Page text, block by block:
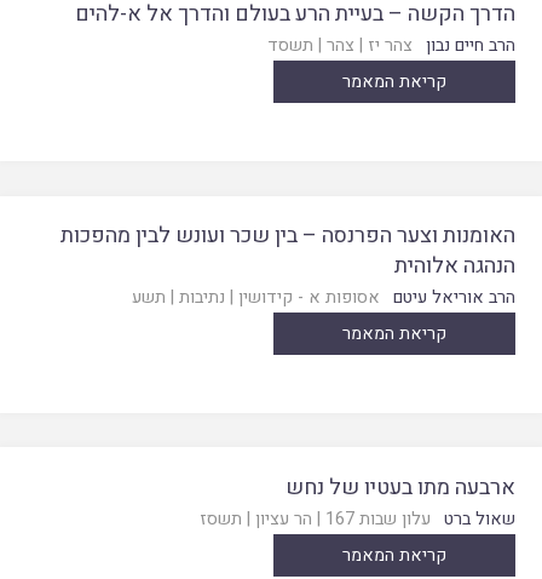
הדרך הקשה – בעיית הרע בעולם והדרך אל א-להים
הרב חיים נבון צהר יז | צהר | תשסד
קריאת המאמר
האומנות וצער הפרנסה – בין שכר ועונש לבין מהפכות
הנהגה אלוהית
הרב אוריאל עיטם אסופות א - קידושין | נתיבות | תשע
קריאת המאמר
ארבעה מתו בעטיו של נחש
שאול ברט עלון שבות 167 | הר עציון | תשסז
קריאת המאמר